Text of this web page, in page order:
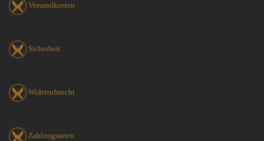
Versandkosten
Sicherheit
Widerrufsrecht
Zahlungsarten